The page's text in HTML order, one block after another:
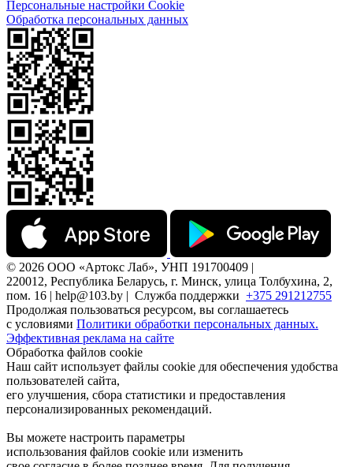
Персональные настройки Cookie
Обработка персональных данных
© 2026 ООО «Артокс Лаб», УНП 191700409 |
220012, Республика Беларусь, г. Минск, улица Толбухина, 2,
пом. 16 | help@103.by | Служба поддержки +375 291212755
Продолжая пользоваться ресурсом, вы соглашаетесь
с условиями Политики обработки персональных данных.
Эффективная реклама на сайте
Обработка файлов cookie
Наш сайт использует файлы cookie для обеспечения удобства
пользователей сайта,
его улучшения, сбора статистики и предоставления
персонализированных рекомендаций.
Вы можете настроить параметры
использования файлов cookie или изменить